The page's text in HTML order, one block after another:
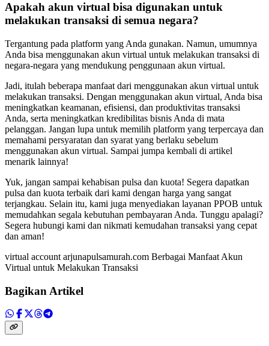
Apakah akun virtual bisa digunakan untuk
melakukan transaksi di semua negara?
Tergantung pada platform yang Anda gunakan. Namun, umumnya
Anda bisa menggunakan akun virtual untuk melakukan transaksi di
negara-negara yang mendukung penggunaan akun virtual.
Jadi, itulah beberapa manfaat dari menggunakan akun virtual untuk
melakukan transaksi. Dengan menggunakan akun virtual, Anda bisa
meningkatkan keamanan, efisiensi, dan produktivitas transaksi
Anda, serta meningkatkan kredibilitas bisnis Anda di mata
pelanggan. Jangan lupa untuk memilih platform yang terpercaya dan
memahami persyaratan dan syarat yang berlaku sebelum
menggunakan akun virtual. Sampai jumpa kembali di artikel
menarik lainnya!
Yuk, jangan sampai kehabisan pulsa dan kuota! Segera dapatkan
pulsa dan kuota terbaik dari kami dengan harga yang sangat
terjangkau. Selain itu, kami juga menyediakan layanan PPOB untuk
memudahkan segala kebutuhan pembayaran Anda. Tunggu apalagi?
Segera hubungi kami dan nikmati kemudahan transaksi yang cepat
dan aman!
virtual account arjunapulsamurah.com Berbagai Manfaat Akun
Virtual untuk Melakukan Transaksi
Bagikan Artikel